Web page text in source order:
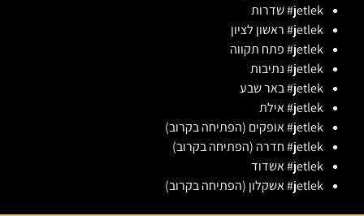
jetlek# שדרות
jetlek# ראשון לציון
jetlek# פתח תקווה
jetlek# נתיבות
jetlek# באר שבע
jetlek# אילת
jetlek# אופקים (הפתיחה בקרוב)
jetlek# חדרה (הפתיחה בקרוב)
jetlek# אשדוד
jetlek# אשקלון (הפתיחה בקרוב)